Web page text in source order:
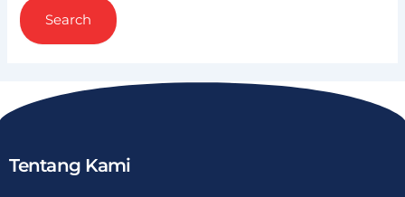
Tentang Kami